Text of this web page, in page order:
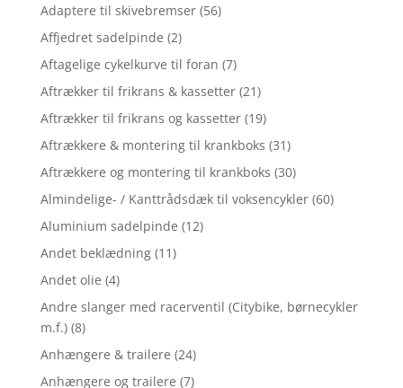
Adaptere til skivebremser (56)
Affjedret sadelpinde (2)
Aftagelige cykelkurve til foran (7)
Aftrækker til frikrans & kassetter (21)
Aftrækker til frikrans og kassetter (19)
Aftrækkere & montering til krankboks (31)
Aftrækkere og montering til krankboks (30)
Almindelige- / Kanttrådsdæk til voksencykler (60)
Aluminium sadelpinde (12)
Andet beklædning (11)
Andet olie (4)
Andre slanger med racerventil (Citybike, børnecykler
m.f.) (8)
Anhængere & trailere (24)
Anhængere og trailere (7)